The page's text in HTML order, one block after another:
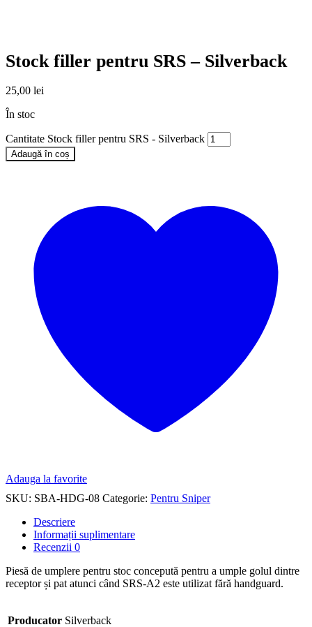
Stock filler pentru SRS – Silverback
25,00 lei
În stoc
Cantitate Stock filler pentru SRS - Silverback
Adaugă în coș
Adauga la favorite
SKU: SBA-HDG-08 Categorie: Pentru Sniper
Descriere
Informații suplimentare
Recenzii 0
Piesă de umplere pentru stoc concepută pentru a umple golul dintre
receptor și pat atunci când SRS-A2 este utilizat fără handguard.
Producator Silverback